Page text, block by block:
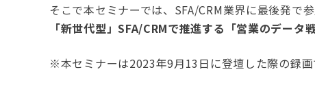
そこで本セミナーでは、SFA/CRM業界に最後発で
「新世代型」SFA/CRMで推進する「営業のデータ戦
※本セミナーは2023年9月13日に登壇した際の録画